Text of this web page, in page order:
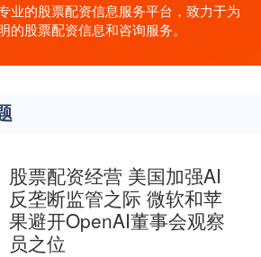
业的股票配资信息服务平台，致力于为
的股票配资信息和咨询服务。
股票配资经营 美国加强AI
反垄断监管之际 微软和苹
果避开OpenAI董事会观察
员之位